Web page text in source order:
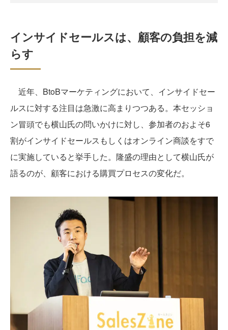
インサイドセールスは、顧客の負担を減
らす
近年、BtoBマーケティングにおいて、インサイドセー
ルスに対する注目は急激に高まりつつある。本セッショ
ン冒頭でも横山氏の問いかけに対し、参加者のおよそ6
割がインサイドセールスもしくはオンライン商談をすで
に実施していると挙手した。隆盛の理由として横山氏が
語るのが、顧客における購買プロセスの変化だ。